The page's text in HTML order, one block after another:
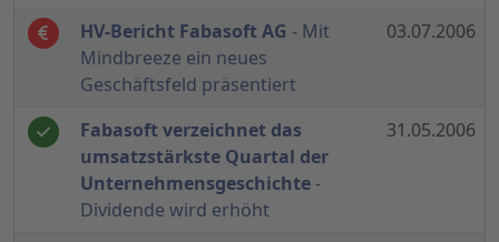
HV-Bericht Fabasoft AG - Mit
Mindbreeze ein neues
Geschäftsfeld präsentiert
03.07.2006
Fabasoft verzeichnet das
umsatzstärkste Quartal der
Unternehmensgeschichte-
Dividende wird erhöht
31.05.2006